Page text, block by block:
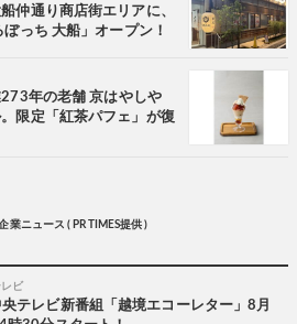
仲通り商店街エリアに、
っち 大船」オープン！
273年の老舗 京はやしや
限定「紅茶パフェ」が復
業ニュース ( PR TIMES提供 )
ビ
央テレビ新番組「越境エコーレター」8月